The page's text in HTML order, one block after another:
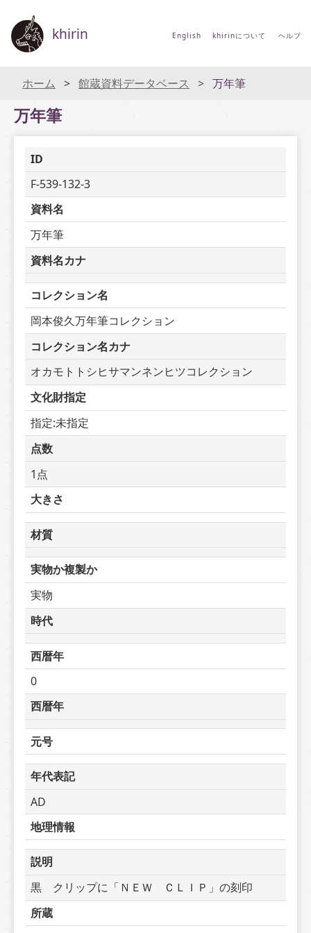
khirin English khirinについて ヘルプ
ホーム 館蔵資料データベース 万年筆
万年筆
ID
F-539-132-3
資料名
万年筆
資料名カナ
コレクション名
岡本俊久万年筆コレクション
コレクション名カナ
オカモトトシヒサマンネンヒツコレクション
文化財指定
指定:未指定
点数
1点
大きさ
材質
実物か複製か
実物
時代
西暦年
0
西暦年
元号
年代表記
AD
地理情報
説明
黒　クリップに「ＮＥＷ　ＣＬＩＰ」の刻印
所蔵